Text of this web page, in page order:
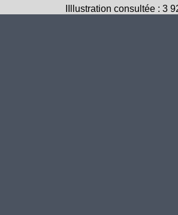
IIllustration consultée : 3